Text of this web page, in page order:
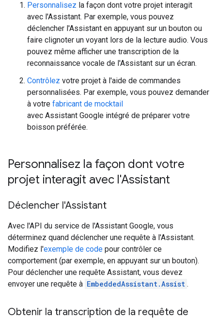
Personnalisez la façon dont votre projet interagit
avec l'Assistant. Par exemple, vous pouvez
déclencher l'Assistant en appuyant sur un bouton ou
faire clignoter un voyant lors de la lecture audio. Vous
pouvez même afficher une transcription de la
reconnaissance vocale de l'Assistant sur un écran.
Contrôlez votre projet à l'aide de commandes
personnalisées. Par exemple, vous pouvez demander
à votre fabricant de mocktail
avec Assistant Google intégré de préparer votre
boisson préférée.
Personnalisez la façon dont votre
projet interagit avec l'Assistant
Déclencher l'Assistant
Avec l'API du service de l'Assistant Google, vous
déterminez quand déclencher une requête à l'Assistant.
Modifiez l'exemple de code pour contrôler ce
comportement (par exemple, en appuyant sur un bouton).
Pour déclencher une requête Assistant, vous devez
envoyer une requête à EmbeddedAssistant.Assist .
Obtenir la transcription de la requête de